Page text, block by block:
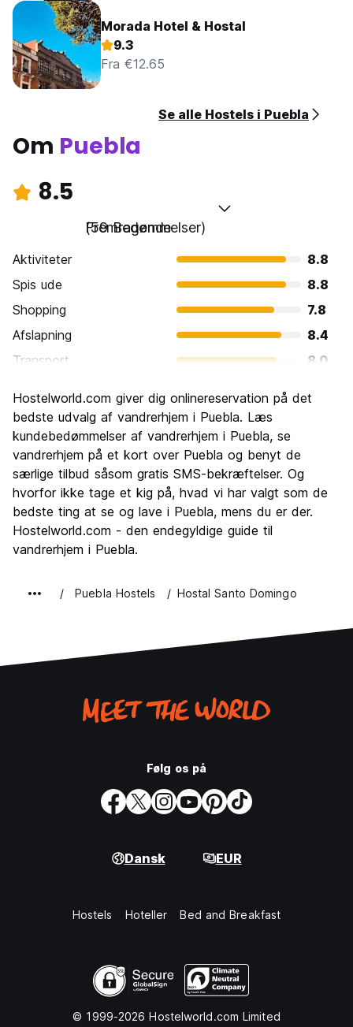
Morada Hotel & Hostal
9.3
Fra €12.65
Se alle Hostels i Puebla
Om Puebla
8.5
Fremragende
(59 Bedømmelser)
Aktiviteter
8.8
Spis ude
8.8
Shopping
7.8
Afslapning
8.4
Transport
8.0
Kultur
Fester
Værdi for pengene
Hostelworld.com giver dig onlinereservation på det
bedste udvalg af vandrerhjem i Puebla. Læs
kundebedømmelser af vandrerhjem i Puebla, se
vandrerhjem på et kort over Puebla og benyt de
særlige tilbud såsom gratis SMS-bekræftelser. Og
hvorfor ikke tage et kig på, hvad vi har valgt som de
bedste ting at se og lave i Puebla, mens du er der.
Hostelworld.com - den endegyldige guide til
vandrerhjem i Puebla.
Puebla Hostels Hostal Santo Domingo
Følg os på
Dansk EUR
Hostels Hoteller Bed and Breakfast
© 1999-2026 Hostelworld.com Limited